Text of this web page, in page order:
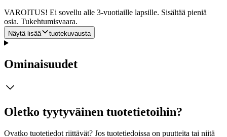
VAROITUS! Ei sovellu alle 3-vuotiaille lapsille. Sisältää pieniä
osia. Tukehtumisvaara.
Näytä lisää tuotekuvausta
Ominaisuudet
Oletko tyytyväinen tuotetietoihin?
Ovatko tuotetiedot riittävät? Jos tuotetiedoissa on puutteita tai niitä